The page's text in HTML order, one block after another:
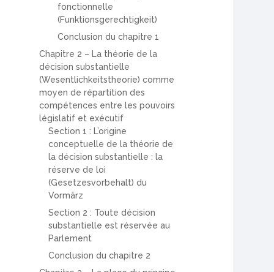
fonctionnelle
(Funktionsgerechtigkeit)
Conclusion du chapitre 1
Chapitre 2 – La théorie de la
décision substantielle
(Wesentlichkeitstheorie) comme
moyen de répartition des
compétences entre les pouvoirs
législatif et exécutif
Section 1 : L’origine
conceptuelle de la théorie de
la décision substantielle : la
réserve de loi
(Gesetzesvorbehalt) du
Vormärz
Section 2 : Toute décision
substantielle est réservée au
Parlement
Conclusion du chapitre 2